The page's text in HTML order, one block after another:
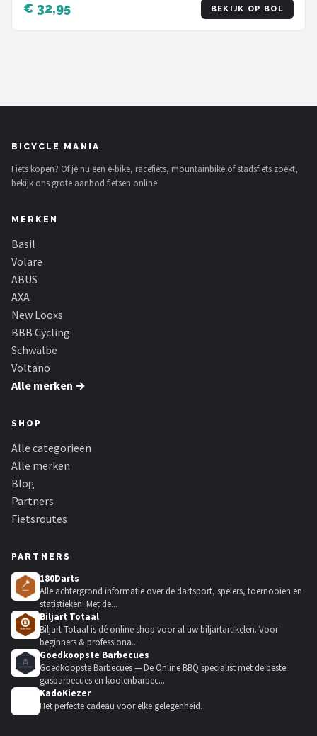
€ 32,95 BEKIJK OP BOL
BICYCLE MANIA
Fiets kopen? Of je nu een e-bike, racefiets, mountainbike of stadsfiets zoekt,
bekijk ons grote aanbod fietsen online!
MERKEN
Basil
Volare
ABUS
AXA
New Looxs
BBB Cycling
Schwalbe
Voltano
Alle merken →
SHOP
Alle categorieën
Alle merken
Blog
Partners
Fietsroutes
PARTNERS
180Darts
Alle achtergrond informatie over de dartsport, spelers, toernooien en
statistieken! Met de...
Biljart Totaal
Biljart Totaal is dé online shop voor al uw biljartartikelen. Voor
beginners & professiona...
Goedkoopste Barbecues
Goedkoopste Barbecues — De Online BBQ specialist met de beste
gasbarbecues en koolenbarbec...
KadoKiezer
Het perfecte cadeau voor elke gelegenheid.